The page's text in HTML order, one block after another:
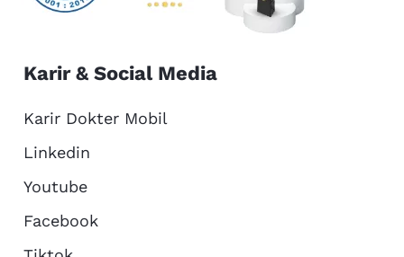
Karir & Social Media
Karir Dokter Mobil
Linkedin
Youtube
Facebook